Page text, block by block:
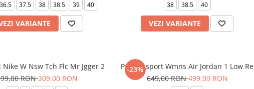
36.5 37.5 38 38.5 39 40
VARIANTE
38 38.5 40
VEZI VARIANTE
Nike W Nsw Tch Flc Mr Jgger 2
RON309,00 RON
-23%
Pantofi sport Wmns Air Jordan 1 Low Re
649,00 RON499,00 RON